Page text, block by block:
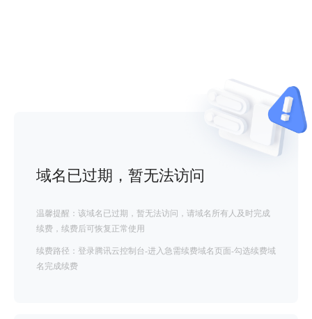
域名已过期，暂无法访问
温馨提醒：该域名已过期，暂无法访问，请域名所有人及时完成
续费，续费后可恢复正常使用
续费路径：登录腾讯云控制台-进入急需续费域名页面-勾选续费域
名完成续费